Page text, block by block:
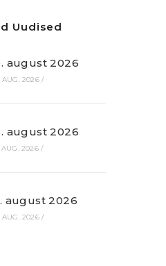
Uudised
august 2026
AUG. 2026 /
august 2026
AUG. 2026 /
august 2026
AUG. 2026 /